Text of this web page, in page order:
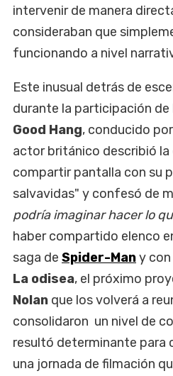
intervenir de manera
consideraban que
funcionando a nivel
Este inusual detrás de
durante la participación de
Good Hang, conducido por
actor británico describió la
compartir pantalla con su
salvavidas" y confesó de
podría imaginar hacer lo
haber compartido elenco
saga de Spider-Many
La odisea, el próximo
Nolan que los volverá a
consolidaron un nivel de
resultó determinante para
una jornada de filmación